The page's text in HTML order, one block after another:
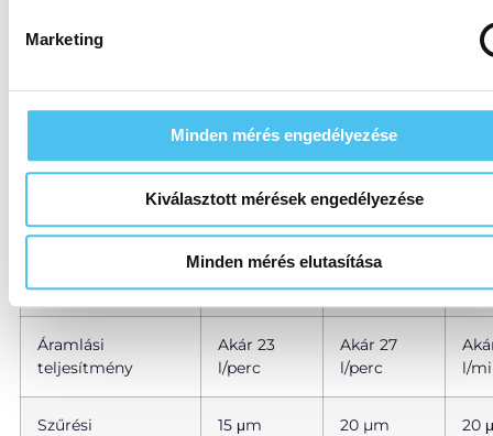
Marketing
Minden mérés engedélyezése
Kiválasztott mérések engedélyezése
Minden mérés elutasítása
teljesítménye
öblítőszivattyú
teljesítménye
Nyomástartomány 100 bar-ig 150 bar-ig
Áramlási
teljesítmény
Akár 23
l/perc
Akár 27
l/perc
l/
Szűrési
15 μm 20 µm 20